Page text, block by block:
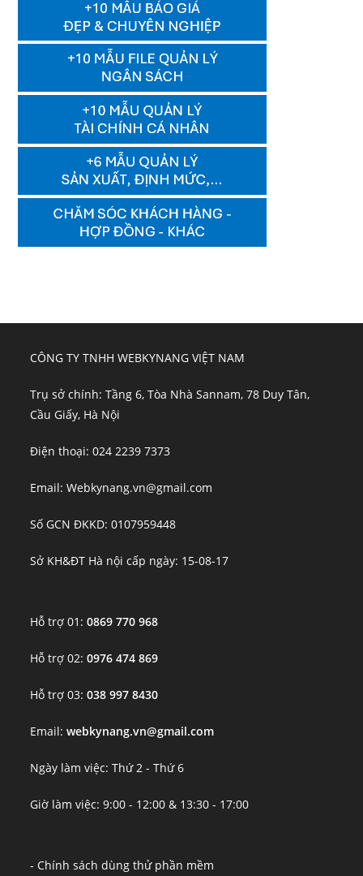
CÔNG TY TNHH WEBKYNANG VIỆT NAM
Trụ sở chính: Tầng 6, Tòa Nhà Sannam, 78 Duy Tân,
Cầu Giấy, Hà Nội
Điện thoại: 024 2239 7373
Email: Webkynang.vn@gmail.com
Số GCN ĐKKD: 0107959448
Sở KH&ĐT Hà nội cấp ngày: 15-08-17
Hỗ trợ 01:0869 770 968
Hỗ trợ 02:0976 474 869
Hỗ trợ 03:038 997 8430
Email:webkynang.vn@gmail.com
Ngày làm việc: Thứ 2 - Thứ 6
Giờ làm việc: 9:00 - 12:00 & 13:30 - 17:00
- Chính sách dùng thử phần mềm